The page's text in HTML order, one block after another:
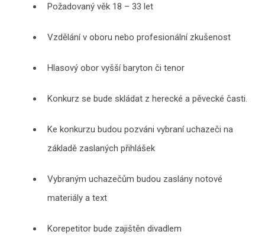
Požadovaný věk 18 – 33 let
Vzdělání v oboru nebo profesionální zkušenost
Hlasový obor vyšší baryton či tenor
Konkurz se bude skládat z herecké a pěvecké časti.
Ke konkurzu budou pozváni vybraní uchazeči na
základě zaslaných přihlášek
Vybraným uchazečům budou zaslány notové
materiály a text
Korepetitor bude zajištěn divadlem